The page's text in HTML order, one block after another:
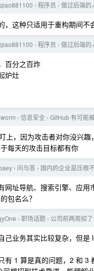
› 程序员 › 做过后端的
，这种只适用于重构期间不
› 程序员 › 做过后端的
百分之百炸
炉灶
› 信息安全 › GitHub 有可能
上，因为攻击者对你没兴
每天的攻击目标都有你
› 问与答 › 国内的企业是压根
址导航、搜索引擎、应用
包名么？
› 职场话题 › 公司前两周招
己业务其实比较复杂，但
有 1 算是真的问题，2 和 3